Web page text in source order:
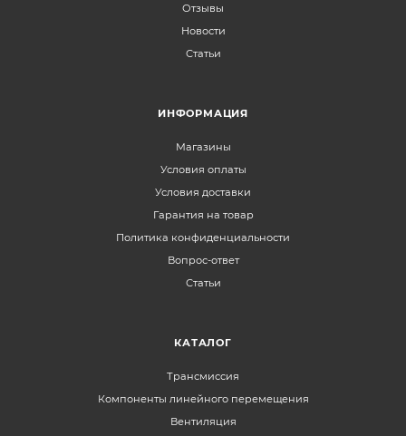
Отзывы
Новости
Статьи
ИНФОРМАЦИЯ
Магазины
Условия оплаты
Условия доставки
Гарантия на товар
Политика конфиденциальности
Вопрос-ответ
Статьи
КАТАЛОГ
Трансмиссия
Компоненты линейного перемещения
Вентиляция